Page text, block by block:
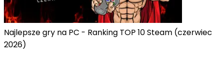
Najlepsze gry na PC - Ranking TOP 10 Steam (czerwiec
2026)